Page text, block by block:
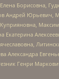
Борисовна,
Андрей Юрьевич,
Екатерина
Александра
Генри